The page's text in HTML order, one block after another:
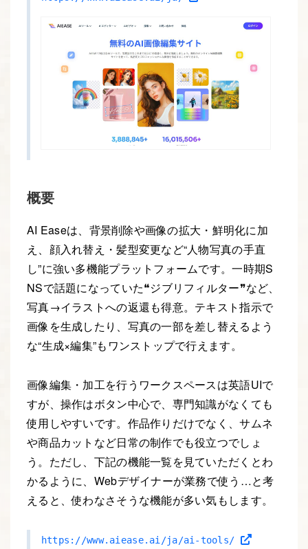
概要
AI Easeは、背景削除や画像の拡大・鮮明化に加
え、顔入れ替え・髪型変更など“人物写真の手直
し”に強い多機能プラットフォームです。一時期S
NSで話題になっていた❝ジブリフィルター❞など、
写真→イラストへの返還も得意。テキスト指示で
画像を生成したり、写真の一部を差し替えるよう
な“生成×編集”もワンストップで行えます。
画像編集・加工を行うワークスペースは英語UIで
すが、操作はボタン中心で、専門知識がなくても
使用しやすいです。作品作りだけでなく、サムネ
や商品カットなど日常の制作でも役立つでしょ
う。ただし、下記の機能一覧を見ていただくとわ
かるように、Webデザイナーが業務で使う…と考
えると、使わなさそうな機能が多い気もします。
https://www.aiease.ai/ja/ai-tools/